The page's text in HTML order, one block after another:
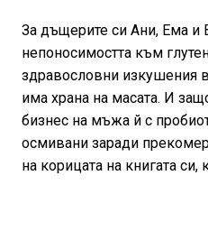
За дъщерите си Ани, Ема и
непоносимостта към
здравословни изкушения
има храна на масата. И
бизнес на мъжа й с
осмивани заради
на корицата на книгата